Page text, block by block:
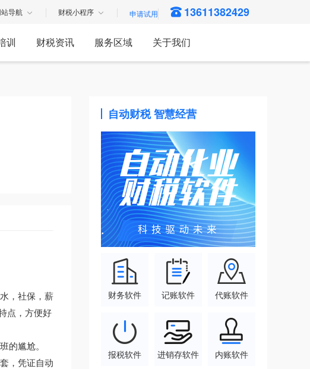
站导航 财税小程序 13611382429
训 财税资讯 服务区域 关于我们
，社保，薪
点，方便好
的尴尬。
，凭证自动
自动财税 智慧经营
财务软件 记账软件 代账软件
报税软件 进销存软件 内账软件